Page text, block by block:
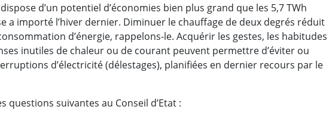
d’un potentiel d’économies bien plus grand que les 5,7 TWh
a importé l’hiver dernier. Diminuer le chauffage de deux degrés réduit
d’énergie, rappelons-le. Acquérir les gestes, les habitudes
inutiles de chaleur ou de courant peuvent permettre d’éviter ou
d’électricité (délestages), planifiées en dernier recours par le
questions suivantes au Conseil d’Etat :